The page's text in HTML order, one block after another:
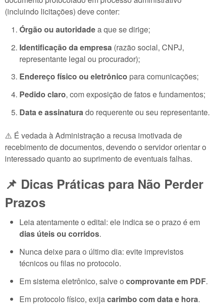
(incluindo licitações) deve conter:
Órgão ou autoridadea que se dirige;
Identificação da empresa (razão social, CNPJ,
representante legal ou procurador);
Endereço físico ou eletrônico para comunicações;
Pedido claro, com exposição de fatos e fundamentos;
Data e assinaturado requerente ou seu representante.
⚠️ É vedada à Administração a recusa imotivada de
recebimento de documentos, devendo o servidor orientar o
interessado quanto ao suprimento de eventuais falhas.
📌 Dicas Práticas para Não Perder
Prazos
Leia atentamente o edital: ele indica se o prazo é em
dias úteis ou corridos.
Nunca deixe para o último dia: evite imprevistos
técnicos ou filas no protocolo.
Em sistema eletrônico, salve o comprovante em PDF.
Em protocolo físico, exijacarimbo com data e hora.